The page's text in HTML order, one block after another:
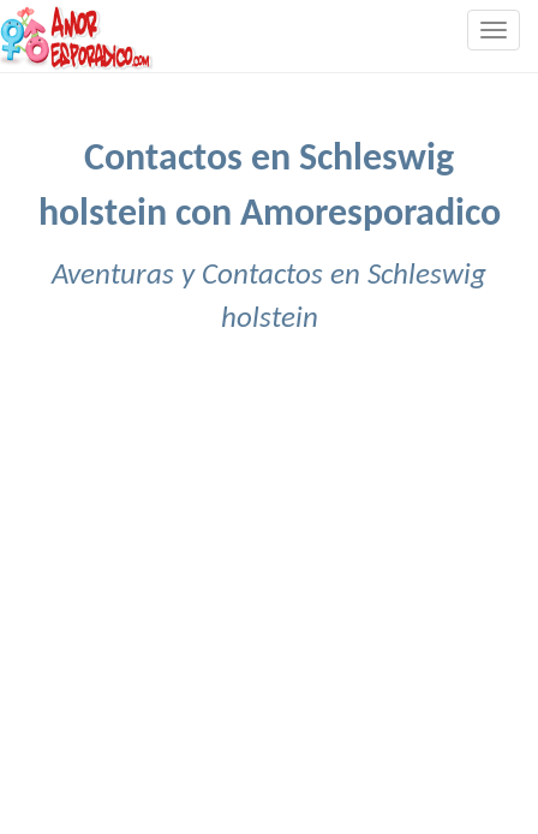
Contactos en Schleswig
holstein con Amoresporadico
Aventuras y Contactos en Schleswig
holstein